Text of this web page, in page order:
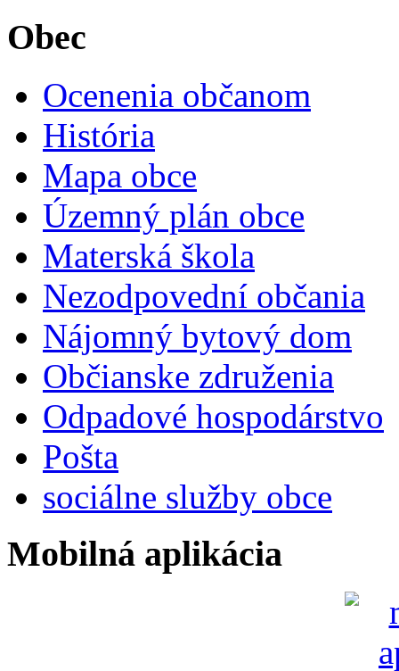
Obec
Ocenenia občanom
História
Mapa obce
Územný plán obce
Materská škola
Nezodpovední občania
Nájomný bytový dom
Občianske združenia
Odpadové hospodárstvo
Pošta
sociálne služby obce
Mobilná aplikácia